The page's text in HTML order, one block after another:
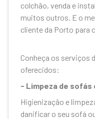
colchão, venda e
muitos outros. E o
cliente da Porto para
Conheça os serviços
oferecidos:
- Limpeza de
Higienização e
danificar o seu sofá